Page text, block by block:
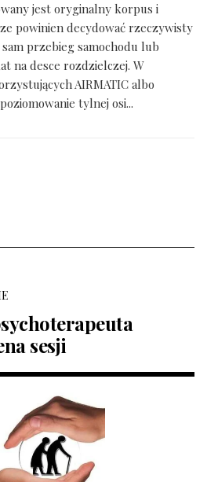
jest oryginalny korpus i
powinien decydować rzeczywisty
przebieg samochodu lub
na desce rozdzielczej. W
AIRMATIC albo
tylnej osi...
sesji